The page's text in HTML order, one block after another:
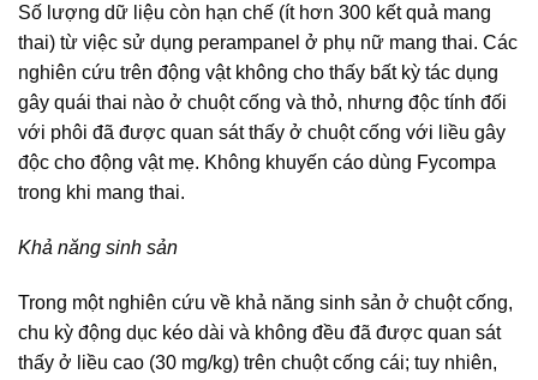
Số lượng dữ liệu còn hạn chế (ít hơn 300 kết quả mang
thai) từ việc sử dụng perampanel ở phụ nữ mang thai. Các
nghiên cứu trên động vật không cho thấy bất kỳ tác dụng
gây quái thai nào ở chuột cống và thỏ, nhưng độc tính đối
với phôi đã được quan sát thấy ở chuột cống với liều gây
độc cho động vật mẹ. Không khuyến cáo dùng Fycompa
trong khi mang thai.
Khả năng sinh sản
Trong một nghiên cứu về khả năng sinh sản ở chuột cống,
chu kỳ động dục kéo dài và không đều đã được quan sát
thấy ở liều cao (30 mg/kg) trên chuột cống cái; tuy nhiên,